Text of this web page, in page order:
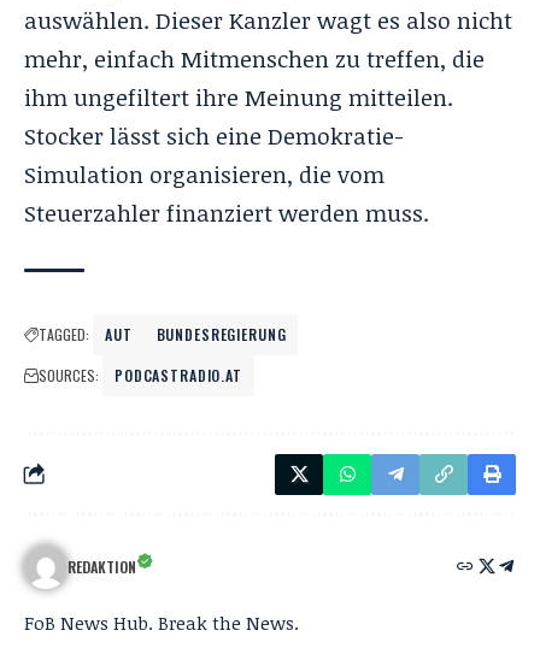
auswählen. Dieser Kanzler wagt es also nicht
mehr, einfach Mitmenschen zu treffen, die
ihm ungefiltert ihre Meinung mitteilen.
Stocker lässt sich eine Demokratie-
Simulation organisieren, die vom
Steuerzahler finanziert werden muss.
TAGGED: AUT
BUNDESREGIERUNG
SOURCES:
PODCASTRADIO.AT
REDAKTION
FoB News Hub. Break the News.